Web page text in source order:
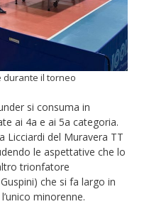
durante il torneo
si consuma in
ai 4a e ai 5a categoria.
Licciardi del Muravera TT
le aspettative che lo
trionfatore
che si fa largo in
minorenne.